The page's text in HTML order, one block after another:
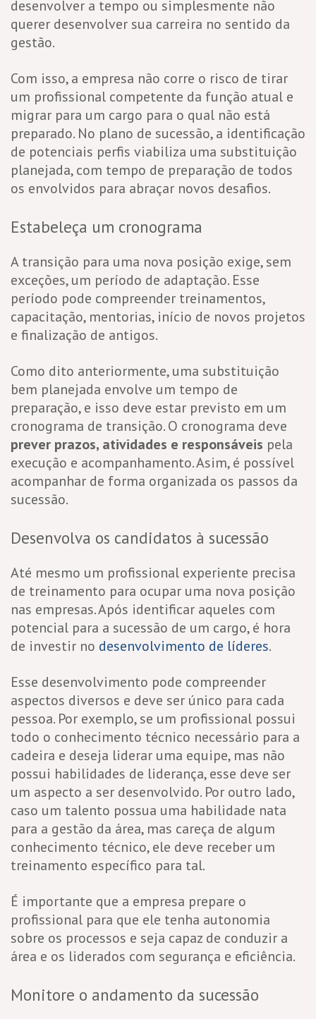
desenvolver a tempo ou simplesmente não
querer desenvolver sua carreira no sentido da
gestão.
Com isso, a empresa não corre o risco de tirar
um profissional competente da função atual e
migrar para um cargo para o qual não está
preparado. No plano de sucessão, a identificação
de potenciais perfis viabiliza uma substituição
planejada, com tempo de preparação de todos
os envolvidos para abraçar novos desafios.
Estabeleça um cronograma
A transição para uma nova posição exige, sem
exceções, um período de adaptação. Esse
período pode compreender treinamentos,
capacitação, mentorias, início de novos projetos
e finalização de antigos.
Como dito anteriormente, uma substituição
bem planejada envolve um tempo de
preparação, e isso deve estar previsto em um
cronograma de transição. O cronograma deve
prever prazos, atividades e responsáveis pela
execução e acompanhamento. Asim, é possível
acompanhar de forma organizada os passos da
sucessão.
Desenvolva os candidatos à sucessão
Até mesmo um profissional experiente precisa
de treinamento para ocupar uma nova posição
nas empresas. Após identificar aqueles com
potencial para a sucessão de um cargo, é hora
de investir no desenvolvimento de líderes.
Esse desenvolvimento pode compreender
aspectos diversos e deve ser único para cada
pessoa. Por exemplo, se um profissional possui
todo o conhecimento técnico necessário para a
cadeira e deseja liderar uma equipe, mas não
possui habilidades de liderança, esse deve ser
um aspecto a ser desenvolvido. Por outro lado,
caso um talento possua uma habilidade nata
para a gestão da área, mas careça de algum
conhecimento técnico, ele deve receber um
treinamento específico para tal.
É importante que a empresa prepare o
profissional para que ele tenha autonomia
sobre os processos e seja capaz de conduzir a
área e os liderados com segurança e eficiência.
Monitore o andamento da sucessão